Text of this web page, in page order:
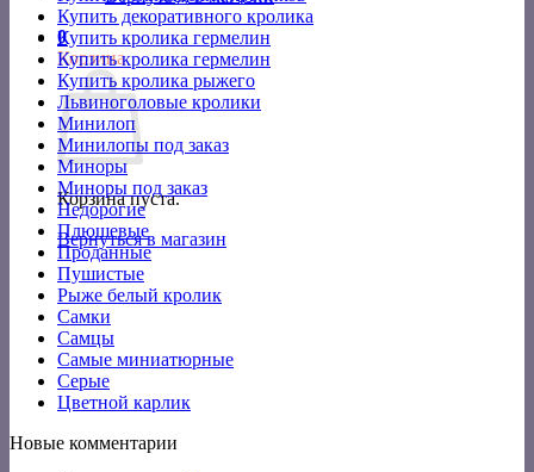
0
Корзина
Корзина пуста.
Вернуться в магазин
Купить декоративного кролика
Купить кролика гермелин
Купить кролика гермелин
Купить кролика рыжего
Львиноголовые кролики
Минилоп
Минилопы под заказ
Миноры
Миноры под заказ
Недорогие
Плюшевые
Проданные
Пушистые
Рыже белый кролик
Самки
Самцы
Самые миниатюрные
Серые
Цветной карлик
Новые комментарии